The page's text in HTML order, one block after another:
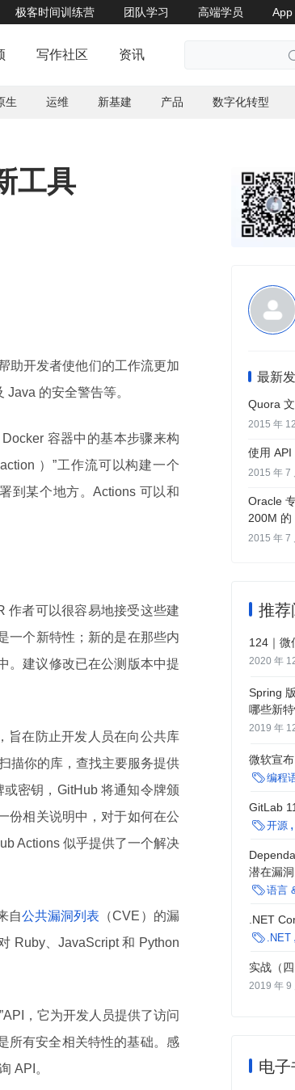
极客时间训练营 团队学习 高端学员 App
17日 南京不见不散！
写作社区 资讯
生 运维 新基建 产品 数字化转型
工具
助开发者使他们的工作流更加
的安全警告等。
容器中的基本步骤来构
）”工作流可以构建一个
到某个地方。Actions 可以和
作者可以很容易地接受这些建
一个新特性；新的是在那些内
。建议修改已在公测版本中提
，旨在防止开发人员在向公共库
描你的库，查找主要服务提供
密钥，GitHub 将通知令牌颁
份相关说明中，对于如何在公
Actions 似乎提供了一个解决
自公共漏洞列表 （CVE）的漏
Ruby、JavaScript 和 Python
，它为开发人员提供了访问
所有安全相关特性的基础。感
API。
最新
Quora
2015 年
使用 API
2015 年 7
Oracle
200M 的
2015 年 7
推荐
124｜微
2020 年
Spring
哪些新特
2019 年
微软宣
编程
GitLab
开源
潜在漏洞
语言
.NET
 .NET
实战（
2019 年 9
电子
首届腾讯云大数据